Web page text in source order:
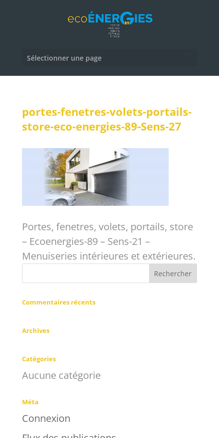
Sélectionner une page
portes-fenetres-volets-portails-
store-eco-energies-89-Sens-27
Portes, fenetres, volets, portails, store
– Ecoenergies-89 – Sens-21 –
Menuiseries intérieures et extérieures.
Commentaires récents
Archives
Catégories
Aucune catégorie
Méta
Connexion